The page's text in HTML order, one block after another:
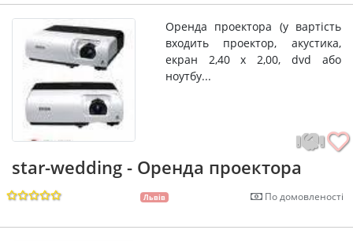
Оренда проектора (у вартість
входить проектор, акустика,
екран 2,40 х 2,00, dvd або
ноутбу...
star-wedding - Оренда проектора
Львів По домовленості